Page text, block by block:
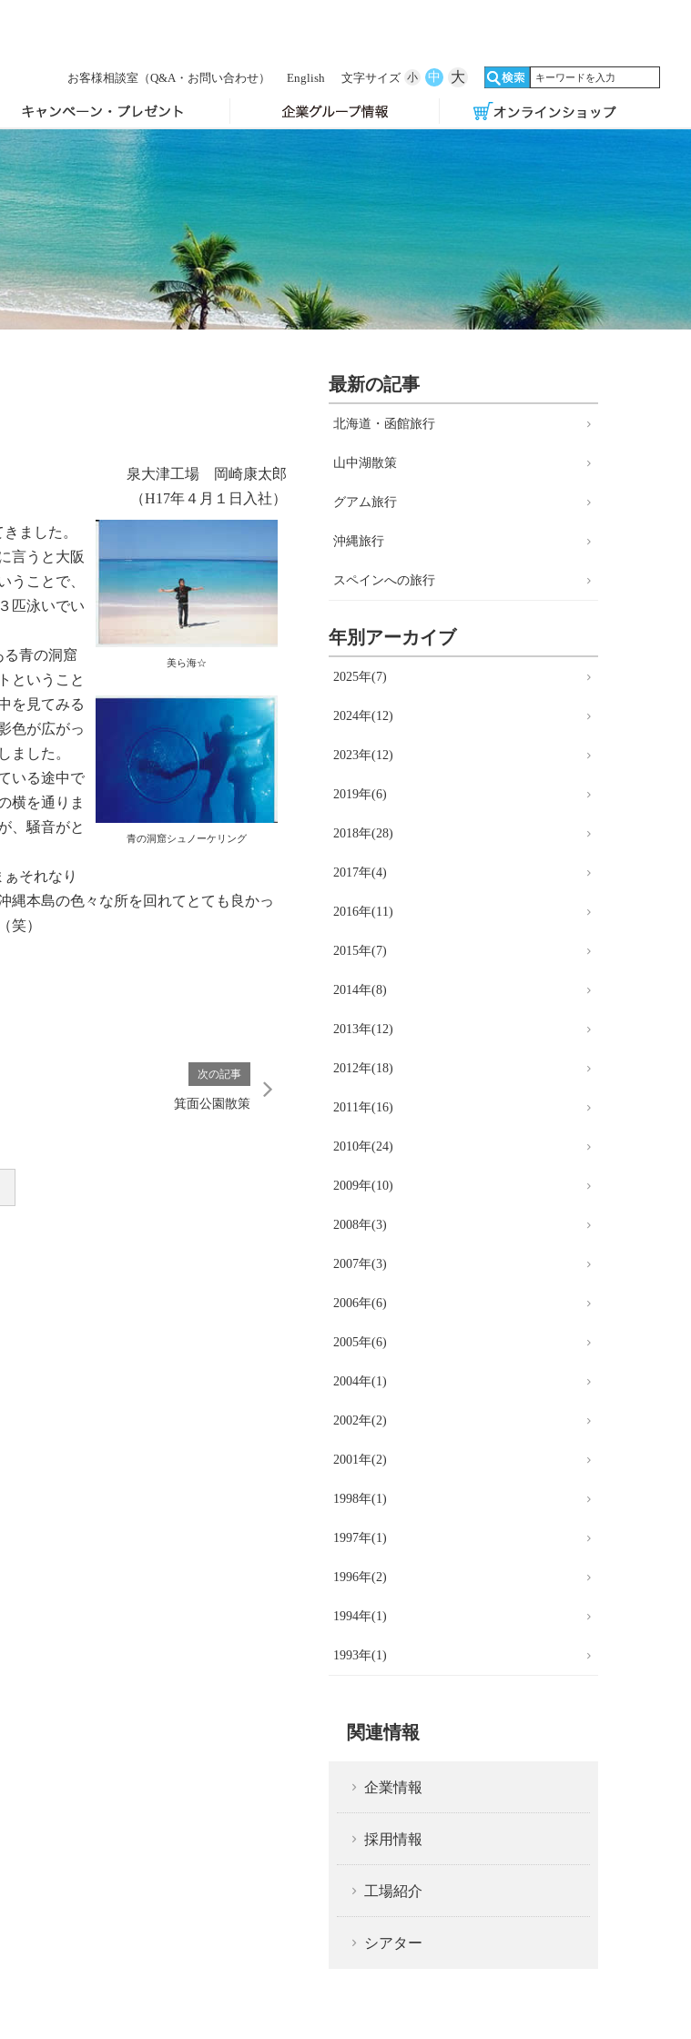
お客様相談室 （Q&A・お問い合わせ） English 文字サイズ 小 中 大
泉大津工場 岡崎康太郎
（H17年４月１日入社）
美ら海☆
青の洞窟シュノーケリング
ました。
言うと大阪
うことで、
匹泳いでい
青の洞窟
ということ
を見てみる
色が広がっ
ました。
いる途中で
横を通りま
、騒音がと
それなり
縄本島の色々な所を回れてとても良かっ
笑）
次の記事
箕面公園散策
最新の記事
北海道・函館旅行
山中湖散策
グアム旅行
沖縄旅行
スペインへの旅行
年別アーカイブ
2025年(7)
2024年(12)
2023年(12)
2019年(6)
2018年(28)
2017年(4)
2016年(11)
2015年(7)
2014年(8)
2013年(12)
2012年(18)
2011年(16)
2010年(24)
2009年(10)
2008年(3)
2007年(3)
2006年(6)
2005年(6)
2004年(1)
2002年(2)
2001年(2)
1998年(1)
1997年(1)
1996年(2)
1994年(1)
1993年(1)
関連情報
企業情報
採用情報
工場紹介
シアター